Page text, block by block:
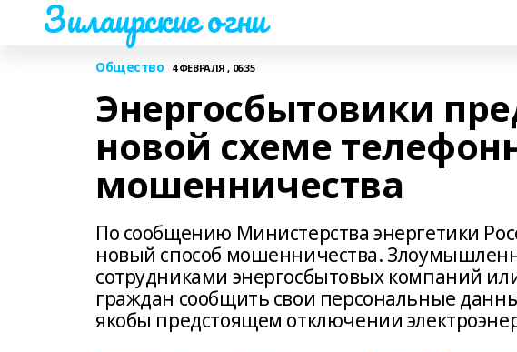
Зилаирские огни
Общество 4 ФЕВРАЛЯ , 06:35
Энергосбытовики
новой схеме
мошенничества
По сообщению Министерства энергетики
новый способ мошенничества.
сотрудниками энергосбытовых компаний
граждан сообщить свои персональные
якобы предстоящем отключении